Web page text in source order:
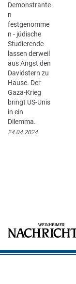
Demonstrante
n
festgenomme
n - jüdische
Studierende
lassen derweil
aus Angst den
Davidstern zu
Hause. Der
Gaza-Krieg
bringt US-Unis
in ein
Dilemma.
24.04.2024